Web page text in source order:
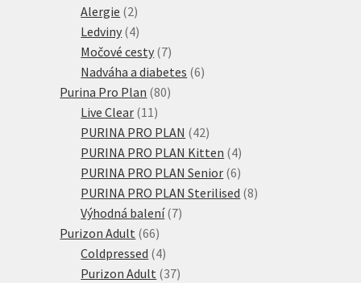
Alergie 22
produkty
Ledviny 44
produkty
Močové cesty 77
produktů
Nadváha a diabetes 66
Purina Pro Plan 8080
Live Clear 11 11
produktů
PURINA PRO PLAN 4242
produktů
PURINA PRO PLAN Kitten 44
produkty
PURINA PRO PLAN Senior 66
produktů
PURINA PRO PLAN Sterilised 88
Výhodná balení 77
Purizon Adult 6666
produktů
Coldpressed 44
produkty
Purizon Adult 3737